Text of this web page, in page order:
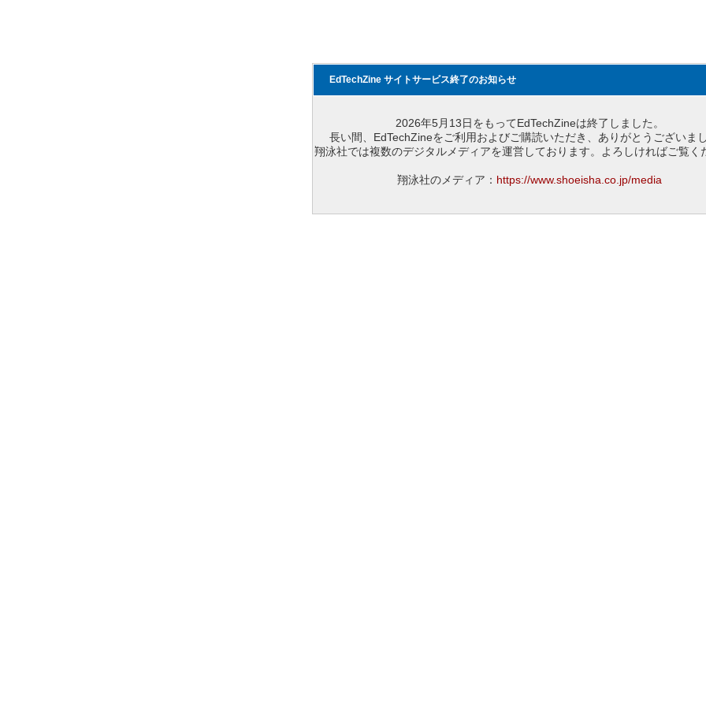
EdTechZine サイトサービス終了のお知らせ
2026年5月13日をもってEdTechZineは終了しました。
長い間、EdTechZineをご利用およびご購読いただき、ありがとうございまし
翔泳社では複数のデジタルメディアを運営しております。よろしければご覧く
翔泳社のメディア： https://www.shoeisha.co.jp/media